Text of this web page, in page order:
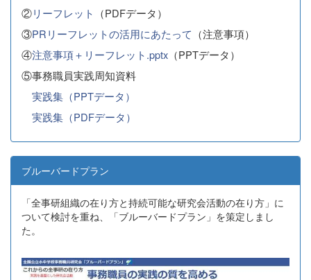
②リーフレット （PDFデータ）
③PRリーフレットの活用にあたって （注意事項）
④注意事項＋リーフレット.pptx （PPTデータ）
⑤事務職員実践周知資料
実践集（PPTデータ）
実践集（PDFデータ）
ブルーバードプラン
「全事研組織の在り方と持続可能な研究会活動の在り方」に
ついて検討を重ね、「ブルーバードプラン」を策定しまし
た。